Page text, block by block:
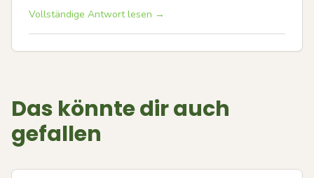
Vollständige Antwort lesen →
Das könnte dir auch
gefallen